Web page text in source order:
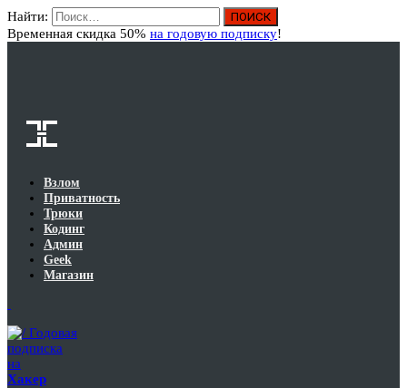
Найти:
Временная скидка 50% на годовую подписку!
Взлом
Приватность
Трюки
Кодинг
Админ
Geek
Магазин
Годовая
подписка
на
Хакер